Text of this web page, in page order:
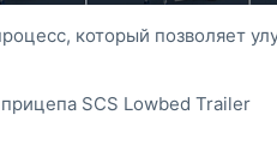
который позволяет
SCS Lowbed Trailer